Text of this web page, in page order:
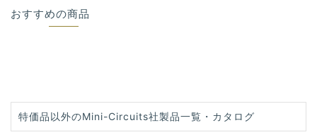
おすすめの商品
特価品以外のMini-Circuits社製品一覧・カタログ